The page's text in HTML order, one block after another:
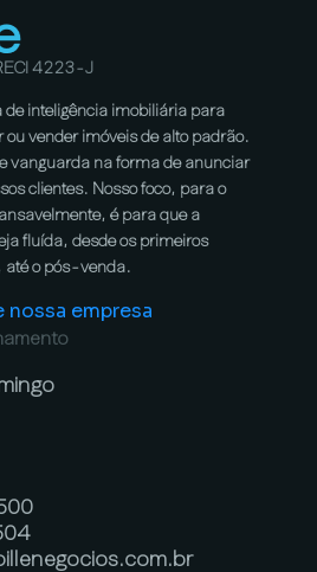
4223-J
inteligência imobiliária para
vender imóveis de alto padrão.
vanguarda na forma de anunciar
clientes. Nosso foco, para o
é para que a
fluída, desde os primeiros
até o pós-venda.
nossa empresa